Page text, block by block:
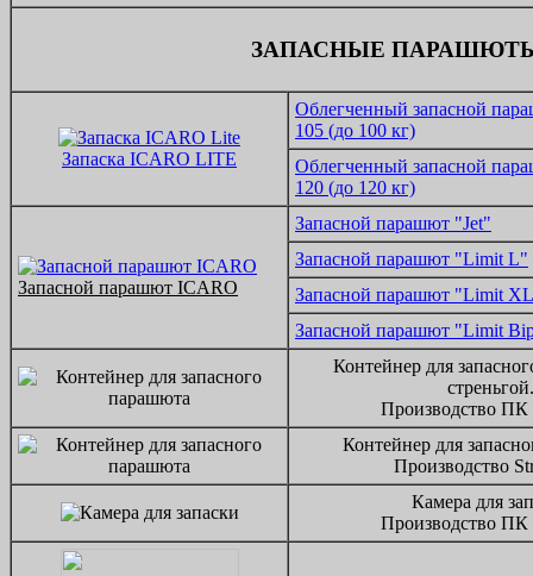
ЗАПАСНЫЕ
Запаска ICARO LITE
Облегченный запасной
105 (до 100 кг)
Облегченный запасной
120 (до 120 кг)
Запасной парашют ICARO
Запасной парашют "Jet"
Запасной парашют "Limit L"
Запасной парашют "Limit
Запасной парашют "Limit
Контейнер для
стреньгой.
Производство
Контейнер для
Производство
Камера для
Производство